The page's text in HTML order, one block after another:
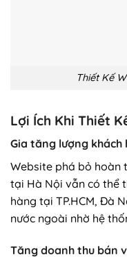
Thiết Kế
Lợi Ích Khi Thiết
Gia tăng lượng
Website phá bỏ hoàn
tại Hà Nội vẫn có thể
hàng tại TP.HCM, Đà
nước ngoài nhờ hệ
Tăng doanh thu bán